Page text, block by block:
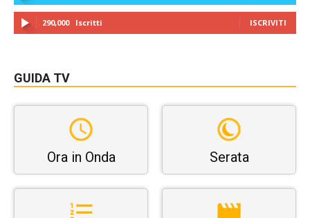
290,000 Iscritti ISCRIVITI
GUIDA TV
Ora in Onda Serata